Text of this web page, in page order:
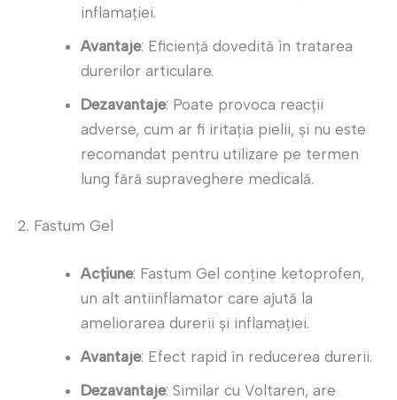
inflamației.
Avantaje: Eficiență dovedită în tratarea
durerilor articulare.
Dezavantaje: Poate provoca reacții
adverse, cum ar fi iritația pielii, și nu este
recomandat pentru utilizare pe termen
lung fără supraveghere medicală.
2. Fastum Gel
Acțiune: Fastum Gel conține ketoprofen,
un alt antiinflamator care ajută la
ameliorarea durerii și inflamației.
Avantaje: Efect rapid în reducerea durerii.
Dezavantaje: Similar cu Voltaren, are